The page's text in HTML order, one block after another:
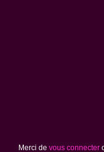
Merci de vous connecter